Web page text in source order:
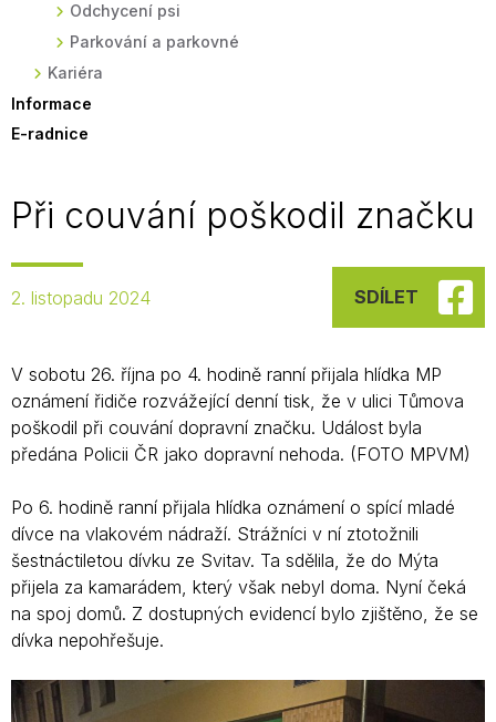
Odchycení psi
Parkování a parkovné
Kariéra
Informace
E-radnice
Při couvání poškodil značku
2. listopadu 2024 SDÍLET
V sobotu 26. října po 4. hodině ranní přijala hlídka MP
oznámení řidiče rozvážející denní tisk, že v ulici Tůmova
poškodil při couvání dopravní značku. Událost byla
předána Policii ČR jako dopravní nehoda. (FOTO MPVM)
Po 6. hodině ranní přijala hlídka oznámení o spící mladé
dívce na vlakovém nádraží. Strážníci v ní ztotožnili
šestnáctiletou dívku ze Svitav. Ta sdělila, že do Mýta
přijela za kamarádem, který však nebyl doma. Nyní čeká
na spoj domů. Z dostupných evidencí bylo zjištěno, že se
dívka nepohřešuje.